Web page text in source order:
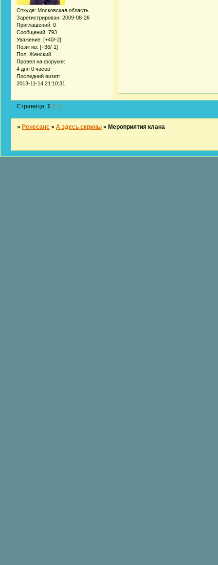
Откуда: Московская область
Зарегистрирован: 2009-08-26
Приглашений: 0
Сообщений: 793
Уважение: [+40/-2]
Позитив: [+36/-1]
Пол: Женский
Провел на форуме:
4 дня 0 часов
Последний визит:
2013-11-14 21:10:31
Страница:1 2 »
»Ренесанс »А здесь скрины »Мероприятия клана